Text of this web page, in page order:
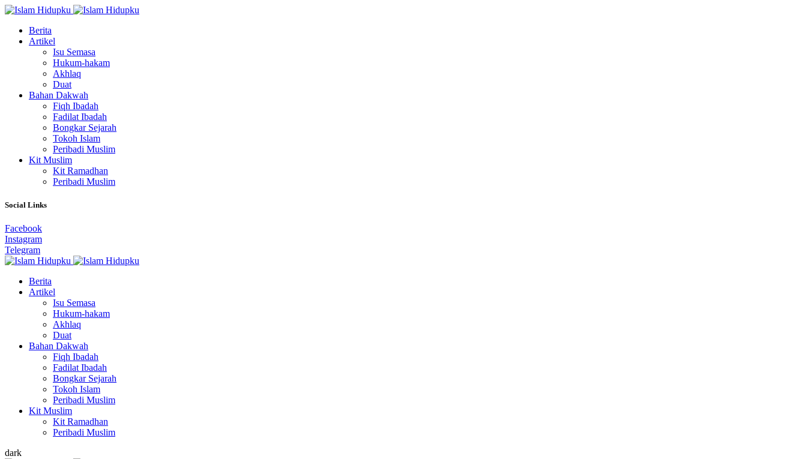
Berita
Artikel
Isu Semasa
Hukum-hakam
Akhlaq
Duat
Bahan Dakwah
Fiqh Ibadah
Fadilat Ibadah
Bongkar Sejarah
Tokoh Islam
Peribadi Muslim
Kit Muslim
Kit Ramadhan
Peribadi Muslim
Social Links
Facebook
Instagram
Telegram
Berita
Artikel
Isu Semasa
Hukum-hakam
Akhlaq
Duat
Bahan Dakwah
Fiqh Ibadah
Fadilat Ibadah
Bongkar Sejarah
Tokoh Islam
Peribadi Muslim
Kit Muslim
Kit Ramadhan
Peribadi Muslim
dark